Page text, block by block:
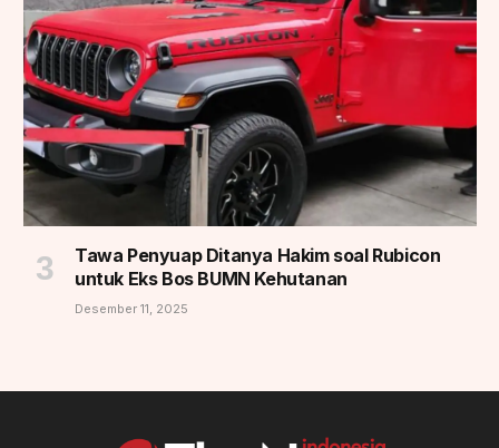
Tawa Penyuap Ditanya Hakim soal Rubicon
untuk Eks Bos BUMN Kehutanan
Desember 11, 2025